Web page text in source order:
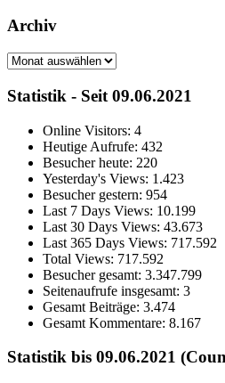
Archiv
Archiv
Statistik - Seit 09.06.2021
Online Visitors: 4
Heutige Aufrufe: 432
Besucher heute: 220
Yesterday's Views: 1.423
Besucher gestern: 954
Last 7 Days Views: 10.199
Last 30 Days Views: 43.673
Last 365 Days Views: 717.592
Total Views: 717.592
Besucher gesamt: 3.347.799
Seitenaufrufe insgesamt: 3
Gesamt Beiträge: 3.474
Gesamt Kommentare: 8.167
Statistik bis 09.06.2021